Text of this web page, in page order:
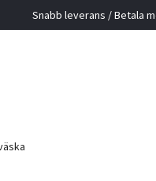
Snabb leverans / Betala